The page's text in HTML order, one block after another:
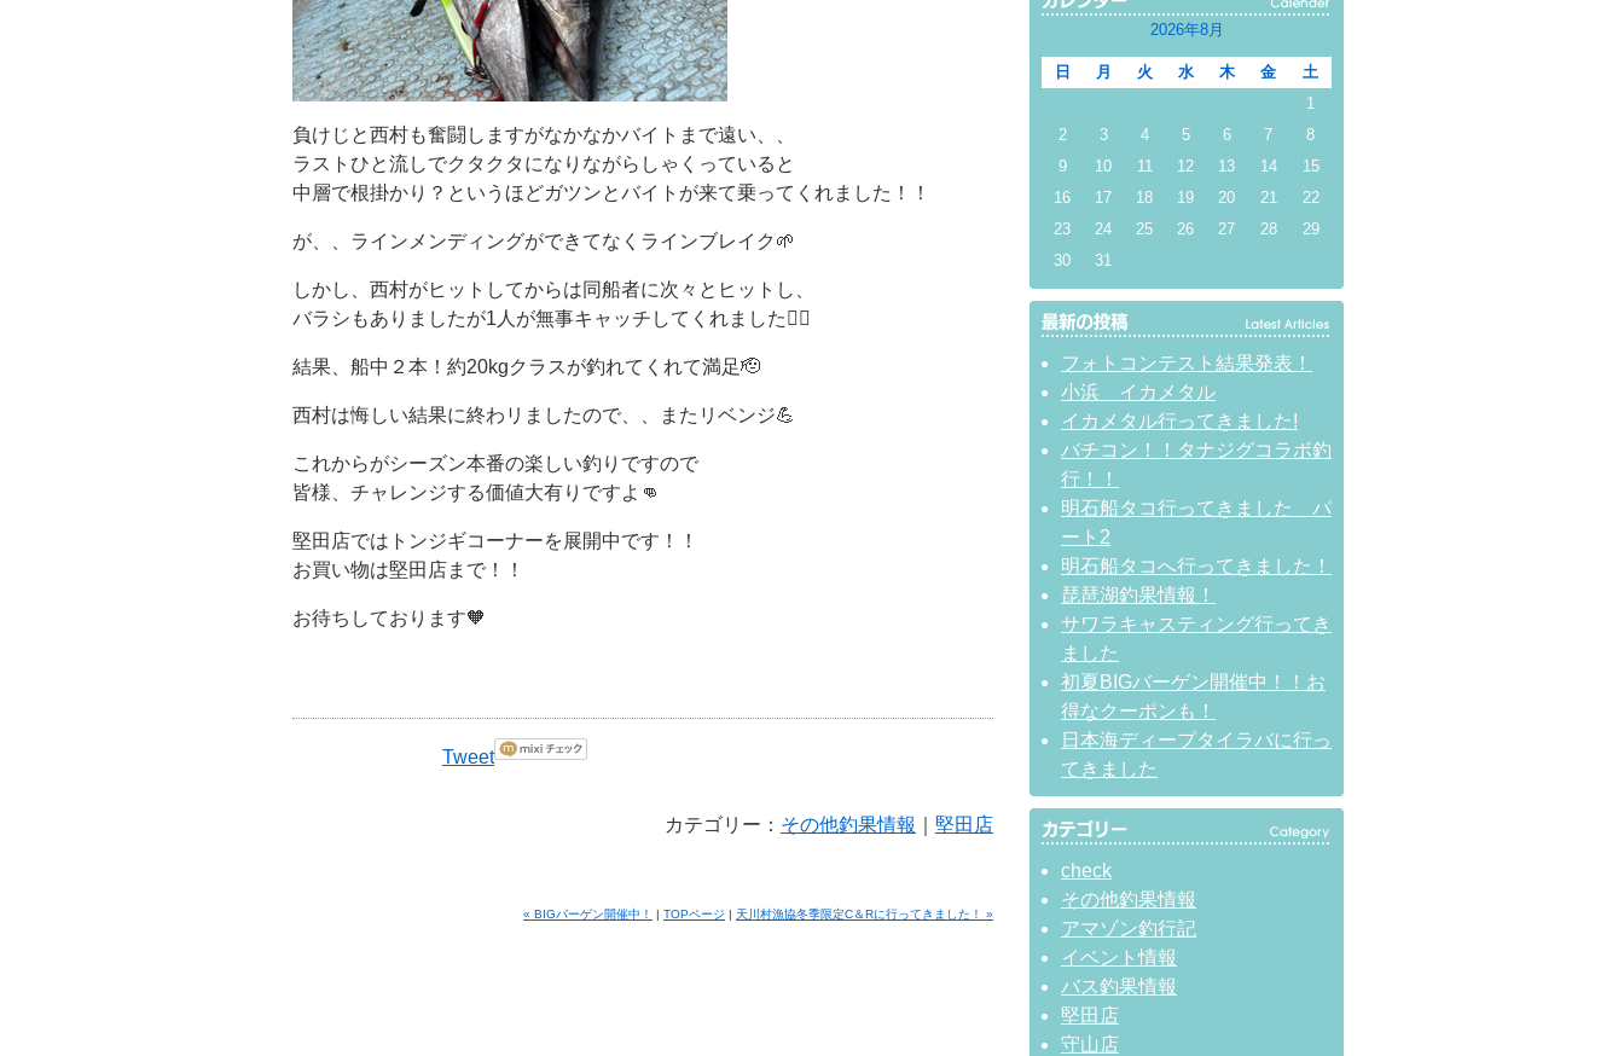
負けじと西村も奮闘しますがなかなかバイトまで遠い、、
ラストひと流しでクタクタになりながらしゃくっていると
中層で根掛かり？というほどガツンとバイトが来て乗ってくれました！！
が、、ラインメンディングができてなくラインブレイク🌱
しかし、西村がヒットしてからは同船者に次々とヒットし、
バラシもありましたが1人が無事キャッチしてくれました❤️‍🔥
結果、船中２本！約20kgクラスが釣れてくれて満足🫡
西村は悔しい結果に終わリましたので、、またリベンジ💪
これからがシーズン本番の楽しい釣りですので
皆様、チャレンジする価値大有りですよ👊
堅田店ではトンジギコーナーを展開中です！！
お買い物は堅田店まで！！
お待ちしております🧡
Tweet
カテゴリー： その他釣果情報 堅田店
« BIGバーゲン開催中！ | TOPページ | 天川村漁協冬季限定C＆Rに行ってきました！ »
2026年8月
日 月 火 水 木 金
土
1
2
3 4 5 6 7
8
9
10 11 12 13 14
15
16
17 18 19 20 21
22
23
24 25 26 27 28
29
30
31
フォトコンテスト結果発表！
小浜 イカメタル
イカメタル行ってきました!
バチコン！！タナジグコラボ釣
行！！
明石船タコ行ってきました パ
ート2
明石船タコへ行ってきました！
琵琶湖釣果情報！
サワラキャスティング行ってき
ました
初夏BIGバーゲン開催中！！お
得なクーポンも！
日本海ディープタイラバに行っ
てきました
check
その他釣果情報
アマゾン釣行記
イベント情報
バス釣果情報
堅田店
守山店